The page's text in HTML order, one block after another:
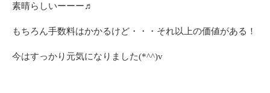
素晴らしいーーー♬
もちろん手数料はかかるけど・・・それ以上の価値がある！
今はすっかり元気になりました(*^^)v